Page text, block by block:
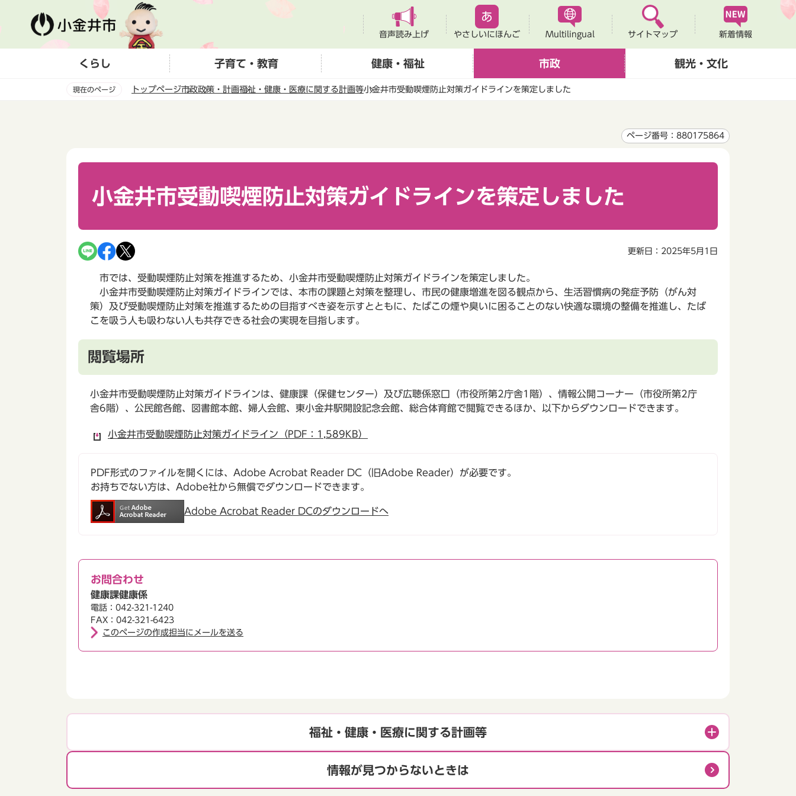
ー
音声読み上げ やさしいにほんご Multilingual サイトマップ 新着情報
くらし 子育て・教育 健康・福祉 市政 観光・文化
現在のページ トップページ市政政策・計画福祉・健康・医療に関する計画等小金井市受動喫煙防止対策ガイドラインを策定しました
ページ番号：880175864
小金井市受動喫煙防止対策ガイドラインを策定しました
更新日：2025年5月1日
市では、受動喫煙防止対策を推進するため、小金井市受動喫煙防止対策ガイドラインを策定しました。
小金井市受動喫煙防止対策ガイドラインでは、本市の課題と対策を整理し、市民の健康増進を図る観点から、生活習慣病の発症予防（がん対
策）及び受動喫煙防止対策を推進するための目指すべき姿を示すとともに、たばこの煙や臭いに困ることのない快適な環境の整備を推進し、たば
こを吸う人も吸わない人も共存できる社会の実現を目指します。
閲覧場所
小金井市受動喫煙防止対策ガイドラインは、健康課（保健センター）及び広聴係窓口（市役所第2庁舎1階）、情報公開コーナー（市役所第2庁
舎6階）、公民館各館、図書館本館、婦人会館、東小金井駅開設記念会館、総合体育館で閲覧できるほか、以下からダウンロードできます。
小金井市受動喫煙防止対策ガイドライン（PDF：1,589KB）
PDF形式のファイルを開くには、Adobe Acrobat Reader DC（旧Adobe Reader）が必要です。
お持ちでない方は、Adobe社から無償でダウンロードできます。
Adobe Acrobat Reader DCのダウンロードへ
お問合わせ
健康課健康係
電話：042-321-1240
FAX：042-321-6423
このページの作成担当にメールを送る
福祉・健康・医療に関する計画等
情報が見つからないときは